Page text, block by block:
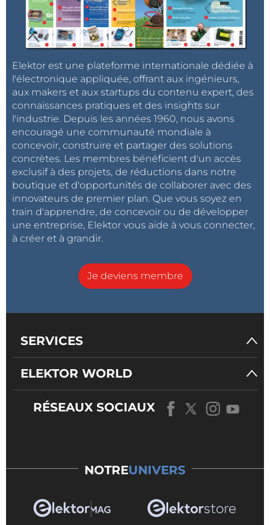
Elektor est une plateforme internationale dédiée à
l'électronique appliquée, offrant aux ingénieurs,
aux makers et aux startups du contenu expert, des
connaissances pratiques et des insights sur
l'industrie. Depuis les années 1960, nous avons
encouragé une communauté mondiale à
concevoir, construire et partager des solutions
concrètes. Les membres bénéficient d'un accès
exclusif à des projets, de réductions dans notre
boutique et d'opportunités de collaborer avec des
innovateurs de premier plan. Que vous soyez en
train d'apprendre, de concevoir ou de développer
une entreprise, Elektor vous aide à vous connecter,
à créer et à grandir.
Je deviens membre
SERVICES
ELEKTOR WORLD
RÉSEAUX SOCIAUX
NOTREUNIVERS